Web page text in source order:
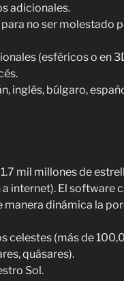
adicionales.
no ser molestado
(esféricos o en
inglés, búlgaro,
mil millones de
internet). El software
dinámica la
celestes (más de
quásares).
Sol.